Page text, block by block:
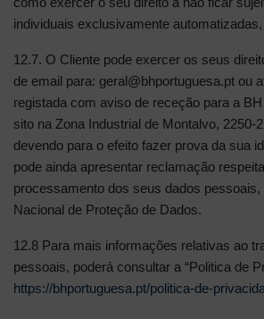
individuais exclusivamente
12.7. O Cliente pode exercer os seus
de email para: geral@bhportuguesa.pt ou
registada com aviso de receção para a
sito na Zona Industrial de Montalvo, 2250-
devendo para o efeito fazer prova da sua
pode ainda apresentar reclamação
processamento dos seus dados
Nacional de Proteção de Dados.
12.8 Para mais informações relativas ao
pessoais, poderá consultar a “Politica de
https://bhportuguesa.pt/politica-de-